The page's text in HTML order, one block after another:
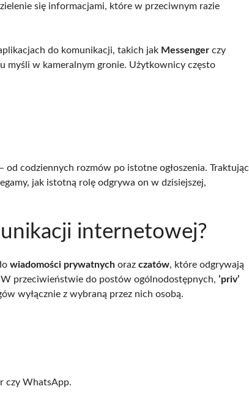
się informacjami, które w przeciwnym razie
do komunikacji, takich jak Messenger czy
myśli w kameralnym gronie. Użytkownicy często
codziennych rozmów po istotne ogłoszenia. Traktując
jak istotną rolę odgrywa on w dzisiejszej,
internetowej?
wiadomości prywatnych oraz czatów, które odgrywają
przeciwieństwie do postów ogólnodostępnych, ’priv’
wyłącznie z wybraną przez nich osobą.
czy WhatsApp.